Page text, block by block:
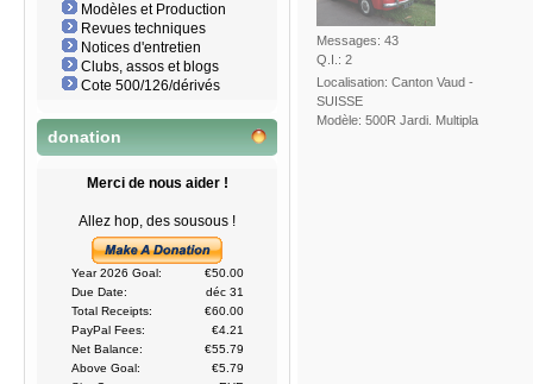
Modèles et Production
Revues techniques
Notices d'entretien
Clubs, assos et blogs
Cote 500/126/dérivés
donation
Merci de nous aider !
Allez hop, des sousous !
Year 2026 Goal:
€50.00
Due Date:
déc 31
Total Receipts:
€60.00
PayPal Fees:
€4.21
Net Balance:
€55.79
Above Goal:
€5.79
Messages: 43
Q.I.: 2
Localisation: Canton Vaud -
SUISSE
Modèle: 500R Jardi. Multipla